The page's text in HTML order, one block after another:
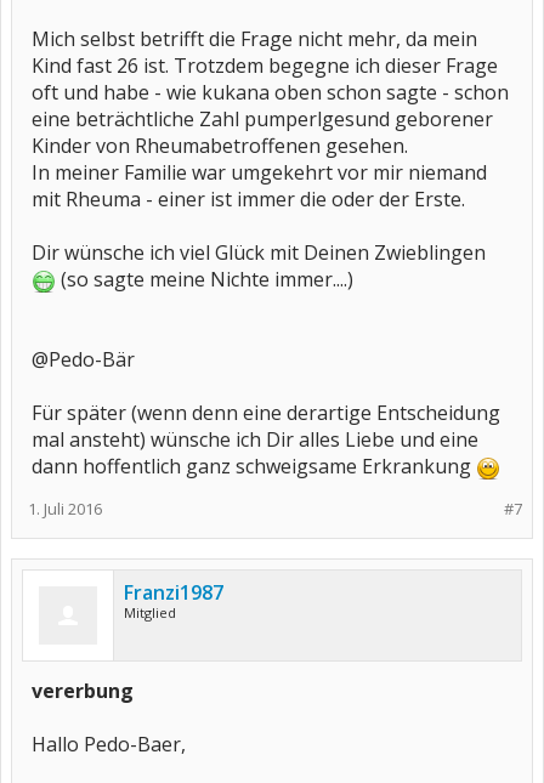
Mich selbst betrifft die Frage nicht mehr, da mein
Kind fast 26 ist. Trotzdem begegne ich dieser Frage
oft und habe - wie kukana oben schon sagte - schon
eine beträchtliche Zahl pumperlgesund geborener
Kinder von Rheumabetroffenen gesehen.
In meiner Familie war umgekehrt vor mir niemand
mit Rheuma - einer ist immer die oder der Erste.
Dir wünsche ich viel Glück mit Deinen Zwieblingen
(so sagte meine Nichte immer....)
@Pedo-Bär
Für später (wenn denn eine derartige Entscheidung
mal ansteht) wünsche ich Dir alles Liebe und eine
dann hoffentlich ganz schweigsame Erkrankung
#7
1. Juli 2016
Franzi1987
Mitglied
vererbung
Hallo Pedo-Baer,